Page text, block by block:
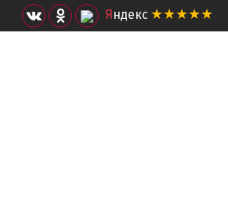
Яндекс ★★★★★